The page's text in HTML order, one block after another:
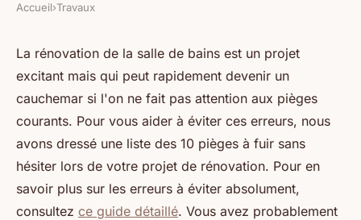
Rénovation de salle de bains :
10 pièges à fuir sans hésiter
Emma•13 février 2025 •8 min de lecture
Accueil›Travaux
La rénovation de la salle de bains est un projet
excitant mais qui peut rapidement devenir un
cauchemar si l'on ne fait pas attention aux pièges
courants. Pour vous aider à éviter ces erreurs, nous
avons dressé une liste des 10 pièges à fuir sans
hésiter lors de votre projet de rénovation. Pour en
savoir plus sur les erreurs à éviter absolument,
consultez ce guide détaillé. Vous avez probablement